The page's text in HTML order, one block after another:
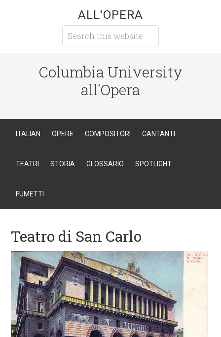
ALL'OPERA
Columbia University
all'Opera
ITALIAN OPERE COMPOSITORI CANTANTI
TEATRI STORIA GLOSSARIO SPOTLIGHT
FUMETTI
Teatro di San Carlo